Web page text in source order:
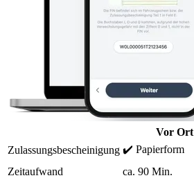
Vor Ort
Zulassungsbescheinigung ✔️ Papierform
Zeitaufwand
ca. 90 Min.